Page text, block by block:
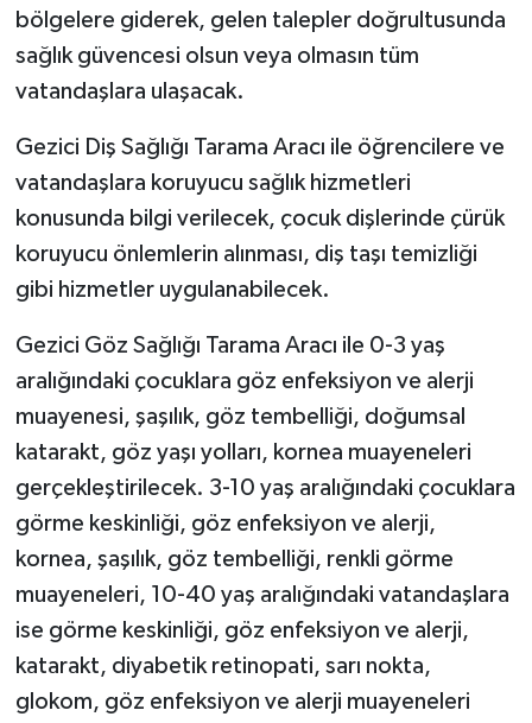
bölgelere giderek, gelen talepler doğrultusunda
sağlık güvencesi olsun veya olmasın tüm
vatandaşlara ulaşacak.
Gezici Diş Sağlığı Tarama Aracı ile öğrencilere ve
vatandaşlara koruyucu sağlık hizmetleri
konusunda bilgi verilecek, çocuk dişlerinde çürük
koruyucu önlemlerin alınması, diş taşı temizliği
gibi hizmetler uygulanabilecek.
Gezici Göz Sağlığı Tarama Aracı ile 0-3 yaş
aralığındaki çocuklara göz enfeksiyon ve alerji
muayenesi, şaşılık, göz tembelliği, doğumsal
katarakt, göz yaşı yolları, kornea muayeneleri
gerçekleştirilecek. 3-10 yaş aralığındaki çocuklara
görme keskinliği, göz enfeksiyon ve alerji,
kornea, şaşılık, göz tembelliği, renkli görme
muayeneleri, 10-40 yaş aralığındaki vatandaşlara
ise görme keskinliği, göz enfeksiyon ve alerji,
katarakt, diyabetik retinopati, sarı nokta,
glokom, göz enfeksiyon ve alerji muayeneleri